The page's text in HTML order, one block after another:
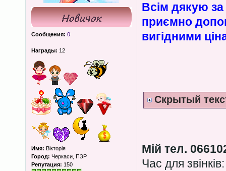
Сообщения: 0
Награды: 12
Имя: Вікторія
Город: Черкаси, ПЗР
Репутация: 150
Всім дякую за
приємно
вигідними
Скрытый
Мій тел.
Час для